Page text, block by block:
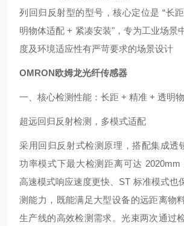
列回归反射型的型号，核心定位是 “长
明物体适配 + 紧凑安装"，专为工业场景
度及环境适应性有严苛要求的场景设计
OMRON欧姆龙光纤传感器
一、核心检测性能：长距 + 精准 + 透明
超远回归反射检测，多模式适配
采用回归反射式检测原理，搭配集成透
功率模式下最大检测距离可达 2020mm
高速模式响应速度更快、ST 标准模式也
测能力，既能满足大型设备的远距离物
生产线的高效检测需求。光束两次通过